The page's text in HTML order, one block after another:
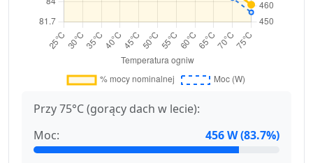
Przy 75°C (gorący dach w lecie):
Moc:
456 W (83.7%)